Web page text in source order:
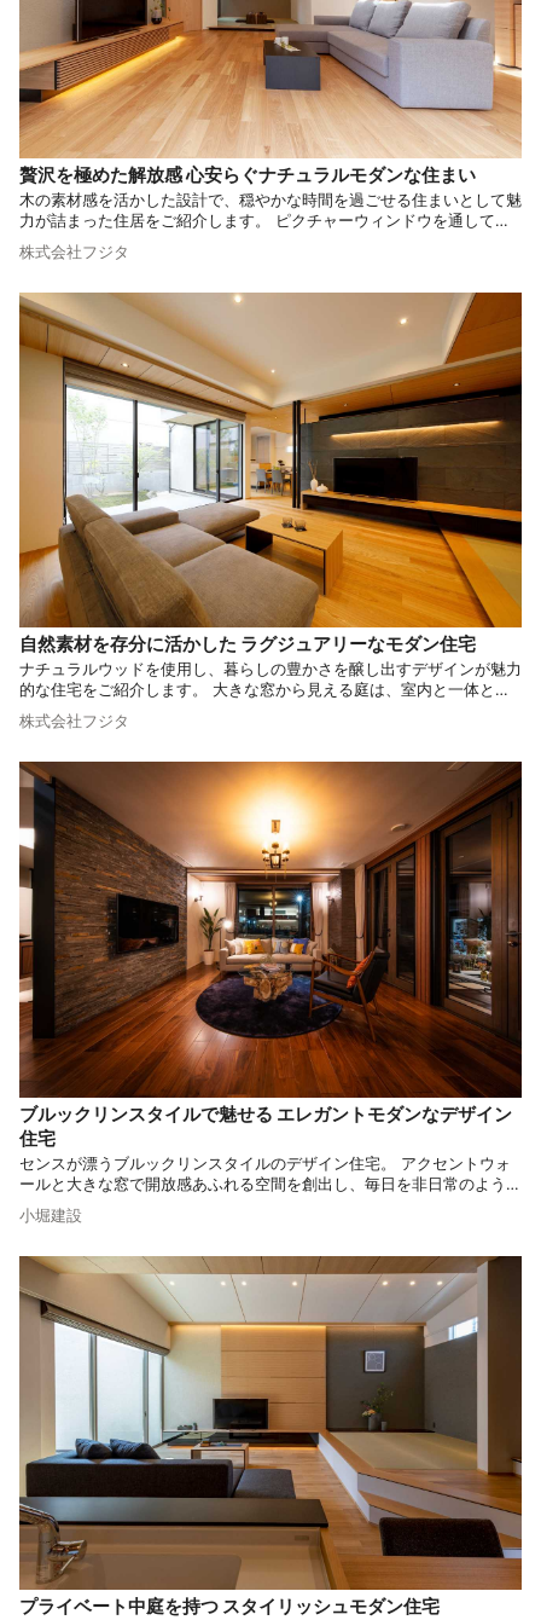
贅沢を極めた解放感 心安らぐナチュラルモダンな住まい
木の素材感を活かした設計で、穏やかな時間を過ごせる住まいとして魅
力が詰まった住居をご紹介します。 ピクチャーウィンドウを通して自
然との調和を図り、屋外の風景を居住空間の一部として取り込んでいま
す。 家族や友人と豊かなコミュニケーションが取れる住まいはいかが
株式会社フジタ
自然素材を存分に活かした ラグジュアリーなモダン住宅
ナチュラルウッドを使用し、暮らしの豊かさを醸し出すデザインが魅力
的な住宅をご紹介します。 大きな窓から見える庭は、室内と一体とな
った大空間に感じられる設計となっています。 自然の豊かさを存分に
味わいたい方は必見です。
株式会社フジタ
ブルックリンスタイルで魅せる エレガントモダンなデザイン
住宅
センスが漂うブルックリンスタイルのデザイン住宅。 アクセントウォ
ールと大きな窓で開放感あふれる空間を創出し、毎日を非日常のように
演出します。 エレガントモダンなスタイルをご検討されている方は必
見です。
小堀建設
プライベート中庭を持つ スタイリッシュモダン住宅